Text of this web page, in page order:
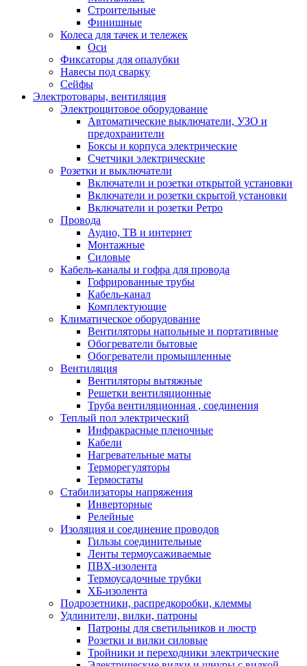
Строительные
Финишные
Колеса для тачек и тележек
Оси
Фиксаторы для опалубки
Навесы под сварку
Сейфы
Электротовары, вентиляция
Электрощитовое оборудование
Автоматические выключатели, УЗО и
предохранители
Боксы и корпуса электрические
Счетчики электрические
Розетки и выключатели
Включатели и розетки открытой установки
Включатели и розетки скрытой установки
Включатели и розетки Ретро
Провода
Аудио, ТВ и интернет
Монтажные
Силовые
Кабель-каналы и гофра для провода
Гофрированные трубы
Кабель-канал
Комплектующие
Климатическое оборудование
Вентиляторы напольные и портативные
Обогреватели бытовые
Обогреватели промышленные
Вентиляция
Вентиляторы вытяжные
Решетки вентиляционные
Труба вентиляционная , соединения
Теплый пол электрический
Инфракрасные пленочные
Кабели
Нагревательные маты
Терморегуляторы
Термостаты
Стабилизаторы напряжения
Инверторные
Релейные
Изоляция и соединение проводов
Гильзы соединительные
Ленты термоусаживаемые
ПВХ-изолента
Термоусадочные трубки
ХБ-изолента
Подрозетники, распредкоробки, клеммы
Удлинители, вилки, патроны
Патроны для светильников и люстр
Розетки и вилки силовые
Тройники и переходники электрические